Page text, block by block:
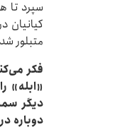
سپرد تا
کیانیان
متبلور
«ابله»
دیگر
دوباره